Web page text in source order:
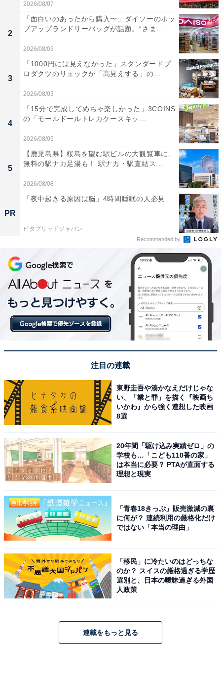
2026/08/07
2
「面白いのあったから購入〜」ダイソーのポッ
プアップランドリーバッグが話題。“さま...
2026/08/03
3
「1000円には見えなかった」スタンダードプ
ロダクツのリュックが「高見えする」の...
2026/08/03
4
「15分で完成してめちゃ楽しかった」3COINS
の「モールドールトレカケースキッ...
2026/08/05
5
【鹿児島県】桜島を望む駅ビルの大観覧車に、
無料の駅ナカ足湯も！ 駅ナカ・駅直結ス...
2026/08/08
PR
「夜中起きる原因は脳」4時間睡眠の人必見
ビタブリッドジャパン
Recommended by
注目の連載
東野圭吾や湊かなえだけじゃな
い、「業と罪」を描く『映画ち
いかわ』から強く連想した映画
8選
20年間「駆け込み実績ゼロ」の
学校も…「こども110番の家」
は本当に必要？ PTAが直面する
理想と現実
「青春18きっぷ」販売激減の裏
に何が？ 連続利用の厳格化だけ
ではない「本当の理由」
「移民」に冷たいのはどっちな
のか？ スイスの厳格過ぎる学歴
選別と、日本の曖昧過ぎる外国
人政策
連載をもっと見る